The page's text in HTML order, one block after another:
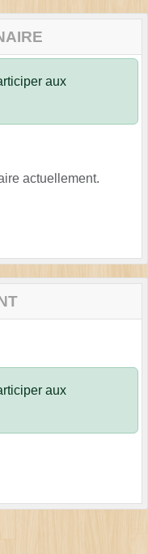
aux
actuellement.
aux